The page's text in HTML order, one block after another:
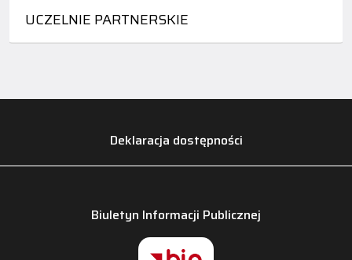
UCZELNIE PARTNERSKIE
Deklaracja dostępności
Biuletyn Informacji Publicznej